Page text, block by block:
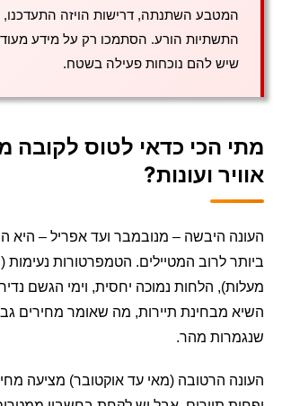
המטבע השתנתה, דרישות הויזה התעדכנו,
התשתיות הורע. הסתמכו רק על מידע
שיש להם נוכחות פעילה בשטח.
מתי הכי כדאי לטוס לקובה
אוויר ועונות?
העונה היבשה – מנובמבר ועד אפריל – היא
מעלות), הלחות נמוכה יחסית, וימי הגשם
השיא מבחינת תיירות, מה שאומר מחירים
שנגמרות מהר.
העונה הרטובה (מאי עד אוקטובר) מציעה